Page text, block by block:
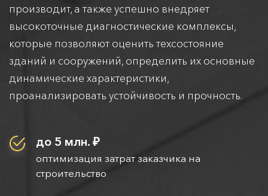
производит, а также успешно внедряет
высокоточные диагностические комплексы,
которые позволяют оценить техсостояние
зданий и сооружений, определить их основные
динамические характеристики,
проанализировать устойчивость и прочность.
до 5 млн. ₽
оптимизация затрат заказчика на
строительство